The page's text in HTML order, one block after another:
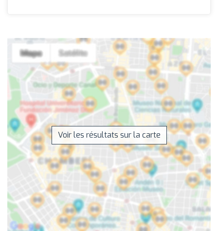
Voir les résultats sur la carte